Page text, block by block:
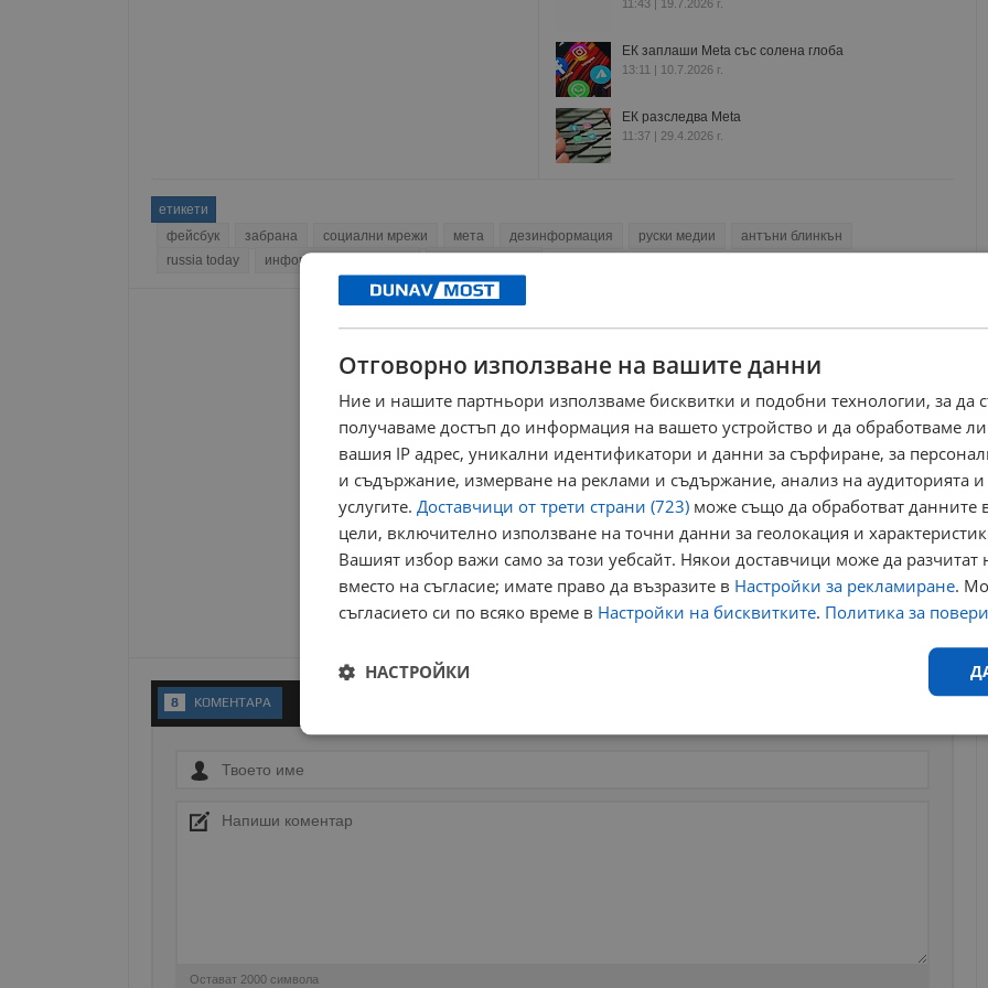
11:43 | 19.7.2026 г.
ЕК заплаши Meta със солена глоба
13:11 | 10.7.2026 г.
ЕК разследва Meta
11:37 | 29.4.2026 г.
етикети
фейсбук
забрана социални мрежи мета дезинформация руски медии
антъни блинкън
russia today
информационна война
8 KОМЕНТАРA
Остават 2000 символа
Отговорно използване на вашите данни
Ние и нашите партньори използваме бисквитки и подобни технологии, за да
получаваме достъп до информация на вашето устройство и да обработваме
вашия IP адрес, уникални идентификатори и данни за сърфиране, за
и съдържание, измерване на реклами и съдържание, анализ на аудиторията
услугите. Доставчици от трети страни (723) може също да обработват данните
цели, включително използване на точни данни за геолокация и
Вашият избор важи само за този уебсайт. Някои доставчици може да разчитат
вместо на съгласие; имате право да възразите в Настройки за рекламиране.
съгласието си по всяко време в Настройки на бисквитките. Политика за
НАСТРОЙКИ
Строго
Ефективност Таргетиране Функционалност
Строго необходимите бисквитки позволяват основната функционалност на уебсайта, като потребителско